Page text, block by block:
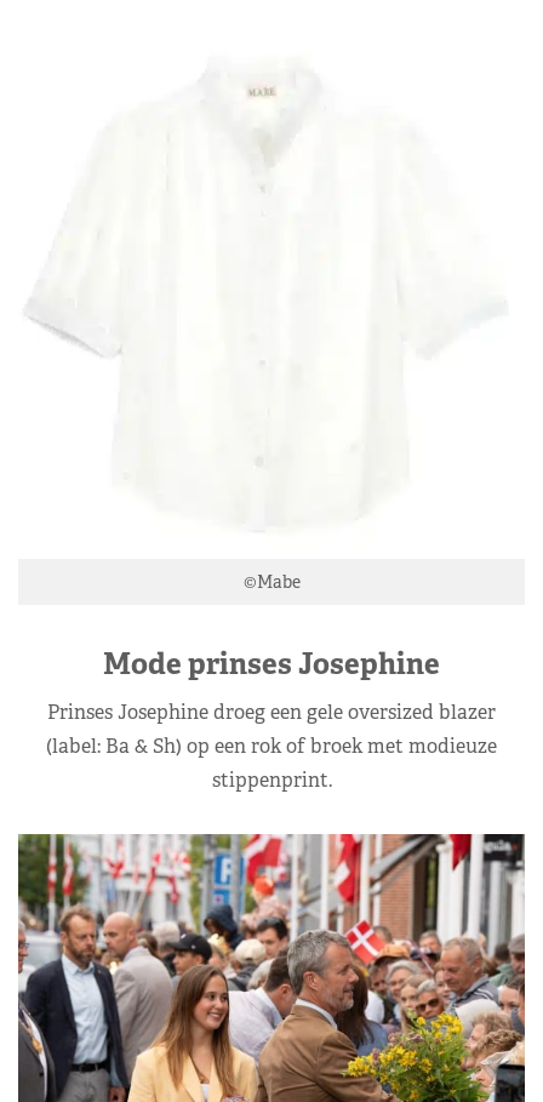
©Mabe
Mode prinses Josephine
Prinses Josephine droeg een gele oversized blazer
(label: Ba & Sh) op een rok of broek met modieuze
stippenprint.